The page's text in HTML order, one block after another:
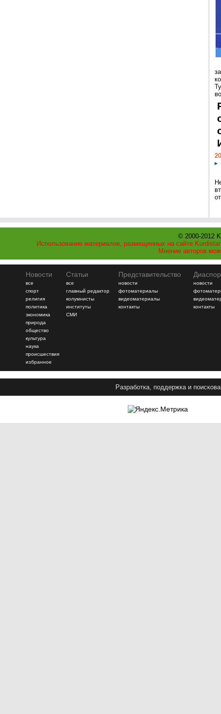
© 2000-2012
Использование материалов, размещенных на сайте
Мнение авторов
Новости
все
спорт
религия
политика
экономика
природа
общество
культура
наука
происшествия
избранное
Статьи
все
главный редактор
колумнисты
институты
СМИ
Представительство
новости
фотоматериалы
видеоматериалы
контакты
новости
контакты
Разработка, поддержка и